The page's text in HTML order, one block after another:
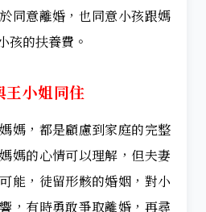
同意離婚，也同意小孩跟媽
孩的扶養費。
王小姐同住
媽，都是顧慮到家庭的完整
媽的心情可以理解，但夫妻
能，徒留形骸的婚姻，對小
，有時勇敢爭取離婚，再尋